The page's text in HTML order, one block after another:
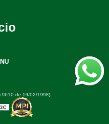
9610 de 19/02/1998)